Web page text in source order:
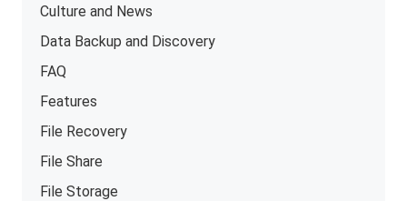
Culture and News
Data Backup and Discovery
FAQ
Features
File Recovery
File Share
File Storage